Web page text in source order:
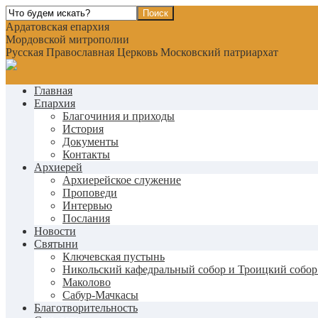
Ардатовская епархия
Мордовской митрополии
Русская Православная Церковь Московский патриархат
Главная
Епархия
Благочиния и приходы
История
Документы
Контакты
Архиерей
Архиерейское служение
Проповеди
Интервью
Послания
Новости
Святыни
Ключевская пустынь
Никольский кафедральный собор и Троицкий собор
Маколово
Сабур-Мачкасы
Благотворительность